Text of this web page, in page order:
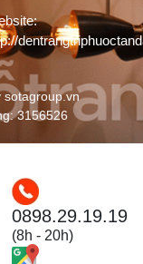
3156526
0898.29.19.19
(8h - 20h)